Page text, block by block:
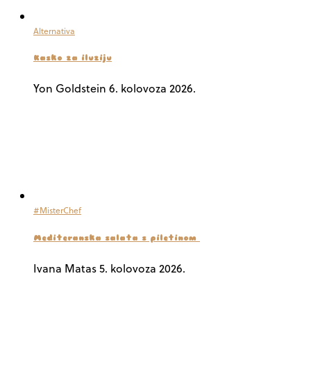
Alternativa
Kasko za iluziju
Yon Goldstein 6. kolovoza 2026.
#MisterChef
Mediteranska salata s piletinom
Ivana Matas5. kolovoza 2026.